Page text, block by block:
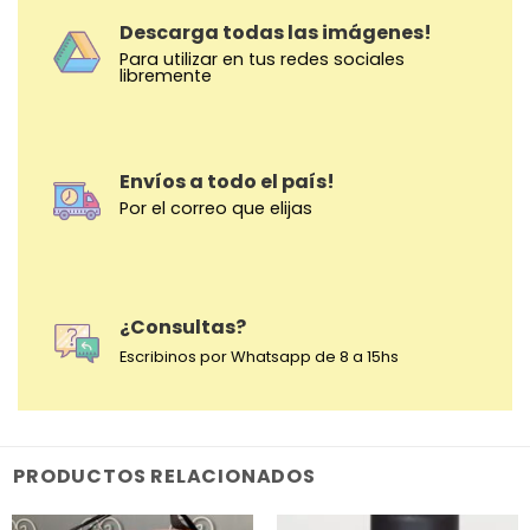
Descarga todas las imágenes!
Para utilizar en tus redes sociales
libremente
Envíos a todo el país!
Por el correo que elijas
¿Consultas?
Escribinos por Whatsapp de 8 a 15hs
PRODUCTOS RELACIONADOS